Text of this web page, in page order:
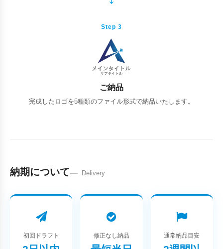
Step 3
ご納品
完成したロゴを5種類のファイル形式で納品いたします。
納期について Delivery
初回ドラフト 修正なし納品 通常納品目安